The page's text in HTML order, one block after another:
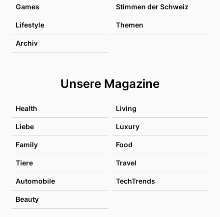
Games Stimmen der Schweiz
Lifestyle Themen
Archiv
Unsere Magazine
Health Living
Liebe Luxury
Family Food
Tiere Travel
Automobile TechTrends
Beauty